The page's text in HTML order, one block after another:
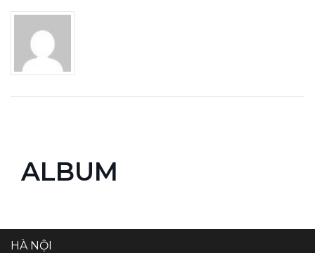
ALBUM
HÀ NỘI